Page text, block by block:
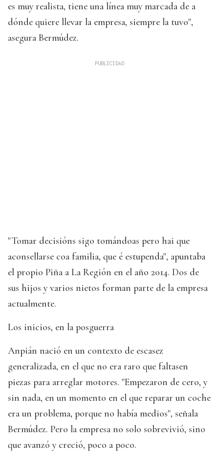
es muy realista, tiene una línea muy marcada de a
dónde quiere llevar la empresa, siempre la tuvo",
asegura Bermúdez.
"Tomar decisións sigo tomándoas pero hai que
aconsellarse coa familia, que é estupenda", apuntaba
el propio Piña a La Región en el año 2014. Dos de
sus hijos y varios nietos forman parte de la empresa
actualmente.
Los inicios, en la posguerra
Anpián nació en un contexto de escasez
generalizada, en el que no era raro que faltasen
piezas para arreglar motores. "Empezaron de cero, y
sin nada, en un momento en el que reparar un coche
era un problema, porque no había medios", señala
Bermúdez. Pero la empresa no solo sobrevivió, sino
que avanzó y creció, poco a poco.